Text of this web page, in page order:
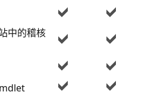
中的稽核